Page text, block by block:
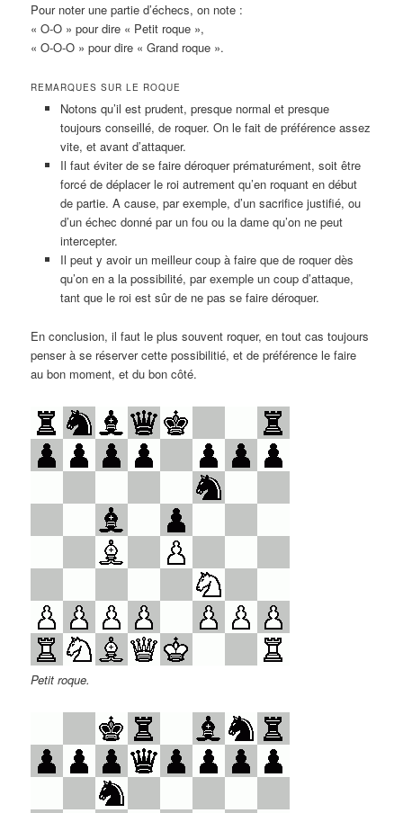
Pour noter une partie d’échecs, on note :
« O-O » pour dire « Petit roque »,
« O-O-O » pour dire « Grand roque ».
REMARQUES SUR LE ROQUE
Notons qu’il est prudent, presque normal et presque
toujours conseillé, de roquer. On le fait de préférence assez
vite, et avant d’attaquer.
Il faut éviter de se faire déroquer prématurément, soit être
forcé de déplacer le roi autrement qu’en roquant en début
de partie. A cause, par exemple, d’un sacrifice justifié, ou
d’un échec donné par un fou ou la dame qu’on ne peut
intercepter.
Il peut y avoir un meilleur coup à faire que de roquer dès
qu’on en a la possibilité, par exemple un coup d’attaque,
tant que le roi est sûr de ne pas se faire déroquer.
En conclusion, il faut le plus souvent roquer, en tout cas toujours
penser à se réserver cette possibilitié, et de préférence le faire
au bon moment, et du bon côté.
Petit roque.